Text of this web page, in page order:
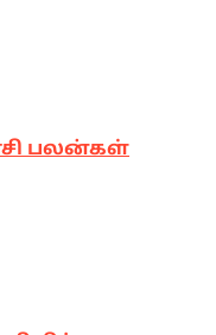
பலன்கள்